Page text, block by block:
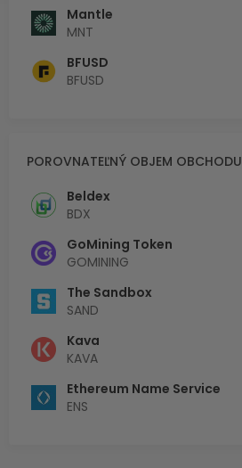
Mantle
MNT
BFUSD
BFUSD
POROVNATEĽNÝ OBJEM OBCHODU
Beldex
BDX
GoMining Token
GOMINING
The Sandbox
SAND
Kava
KAVA
Ethereum Name Service
ENS